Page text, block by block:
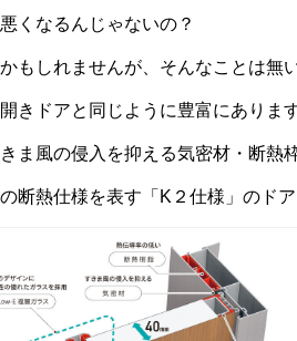
くなるんじゃないの？
もしれませんが、そんなことは無
きドアと同じように豊富にあります
ま風の侵入を抑える気密材・断熱
断熱仕様を表す「K２仕様」のド